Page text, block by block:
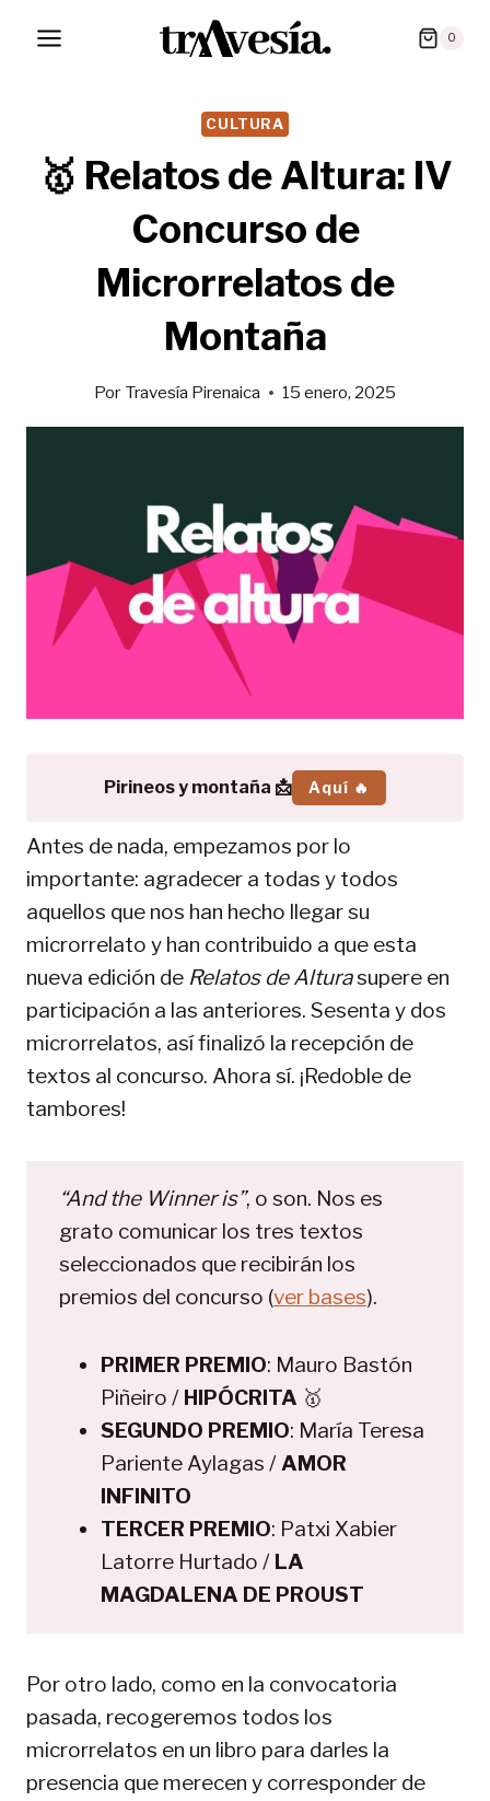
0
CULTURA
🥇 Relatos de Altura: IV
Concurso de
Microrrelatos de
Montaña
Por Travesía Pirenaica 15 enero, 2025
Pirineos y montaña 📩 Aquí 🔥
Antes de nada, empezamos por lo
importante: agradecer a todas y todos
aquellos que nos han hecho llegar su
microrrelato y han contribuido a que esta
nueva edición de Relatos de Alturasupere en
participación a las anteriores. Sesenta y dos
microrrelatos, así finalizó la recepción de
textos al concurso. Ahora sí. ¡Redoble de
tambores!
“And the Winner is”, o son. Nos es
grato comunicar los tres textos
seleccionados que recibirán los
premios del concurso (ver bases).
PRIMER PREMIO: Mauro Bastón
Piñeiro / HIPÓCRITA 🥇
SEGUNDO PREMIO: María Teresa
Pariente Aylagas / AMOR
INFINITO
TERCER PREMIO: Patxi Xabier
Latorre Hurtado / LA
MAGDALENA DE PROUST
Por otro lado, como en la convocatoria
pasada, recogeremos todos los
microrrelatos en un libro para darles la
presencia que merecen y corresponder de